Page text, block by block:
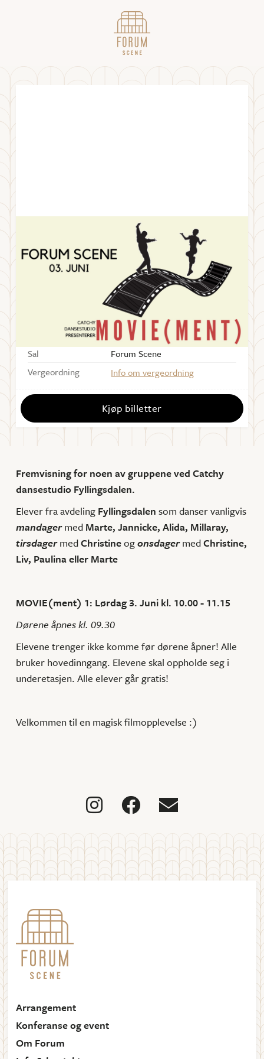
LØRDAG 3. JUNI
10:00
09:30
75 min
Sal
Forum Scene
Vergeordning
Info om vergeordning
Kjøp billetter
Fremvisning for noen av gruppene ved Catchy
dansestudio Fyllingsdalen.
Elever fra avdeling Fyllingsdalen som danser vanligvis
mandagermed Marte, Jannicke, Alida, Millaray,
tirsdagermedChristineogonsdagermedChristine,
Liv, Paulina eller Marte
MOVIE(ment) 1: Lørdag 3. Juni kl. 10.00 - 11.15
Dørene åpnes kl. 09.30
Elevene trenger ikke komme før dørene åpner! Alle
bruker hovedinngang. Elevene skal oppholde seg i
underetasjen. Alle elever går gratis!
Velkommen til en magisk filmopplevelse :)
  
Arrangement
Konferanse og event
Om Forum